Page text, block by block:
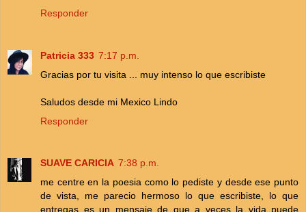
Responder
Patricia 333 7:17 p.m.
Gracias por tu visita ... muy intenso lo que escribiste
Saludos desde mi Mexico Lindo
Responder
SUAVE CARICIA 7:38 p.m.
me centre en la poesia como lo pediste y desde ese punto
de vista, me parecio hermoso lo que escribiste, lo que
entregas es un mensaje de que a veces la vida puede